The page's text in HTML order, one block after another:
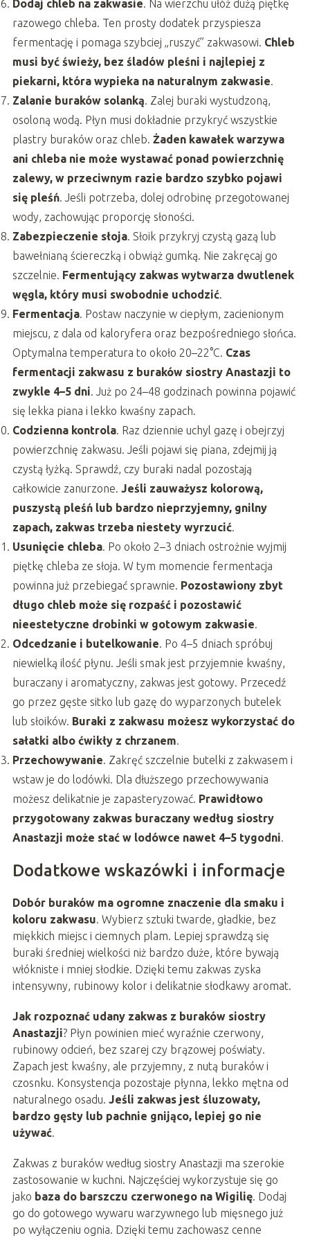
Dodaj chleb na zakwasie. Na wierzchu ułóż dużą piętkę
razowego chleba. Ten prosty dodatek przyspiesza
fermentację i pomaga szybciej „ruszyć” zakwasowi. Chleb
musi być świeży, bez śladów pleśni i najlepiej z
piekarni, która wypieka na naturalnym zakwasie.
Zalanie buraków solanką. Zalej buraki wystudzoną,
osoloną wodą. Płyn musi dokładnie przykryć wszystkie
plastry buraków oraz chleb. Żaden kawałek warzywa
ani chleba nie może wystawać ponad powierzchnię
zalewy, w przeciwnym razie bardzo szybko pojawi
się pleśń. Jeśli potrzeba, dolej odrobinę przegotowanej
wody, zachowując proporcję słoności.
Zabezpieczenie słoja. Słoik przykryj czystą gazą lub
bawełnianą ściereczką i obwiąż gumką. Nie zakręcaj go
szczelnie. Fermentujący zakwas wytwarza dwutlenek
węgla, który musi swobodnie uchodzić.
Fermentacja. Postaw naczynie w ciepłym, zacienionym
miejscu, z dala od kaloryfera oraz bezpośredniego słońca.
Optymalna temperatura to około 20–22°C. Czas
fermentacji zakwasu z buraków siostry Anastazji to
zwykle 4–5 dni. Już po 24–48 godzinach powinna pojawić
się lekka piana i lekko kwaśny zapach.
Codzienna kontrola. Raz dziennie uchyl gazę i obejrzyj
powierzchnię zakwasu. Jeśli pojawi się piana, zdejmij ją
czystą łyżką. Sprawdź, czy buraki nadal pozostają
całkowicie zanurzone. Jeśli zauważysz kolorową,
puszystą pleśń lub bardzo nieprzyjemny, gnilny
zapach, zakwas trzeba niestety wyrzucić.
Usunięcie chleba. Po około 2–3 dniach ostrożnie wyjmij
piętkę chleba ze słoja. W tym momencie fermentacja
powinna już przebiegać sprawnie. Pozostawiony zbyt
długo chleb może się rozpaść i pozostawić
nieestetyczne drobinki w gotowym zakwasie.
Odcedzanie i butelkowanie. Po 4–5 dniach spróbuj
niewielką ilość płynu. Jeśli smak jest przyjemnie kwaśny,
buraczany i aromatyczny, zakwas jest gotowy. Przecedź
go przez gęste sitko lub gazę do wyparzonych butelek
lub słoików. Buraki z zakwasu możesz wykorzystać do
sałatki albo ćwikły z chrzanem.
Przechowywanie. Zakręć szczelnie butelki z zakwasem i
wstaw je do lodówki. Dla dłuższego przechowywania
możesz delikatnie je zapasteryzować. Prawidłowo
przygotowany zakwas buraczany według siostry
Anastazji może stać w lodówce nawet 4–5 tygodni.
Dodatkowe wskazówki i informacje
Dobór buraków ma ogromne znaczenie dla smaku i
koloru zakwasu. Wybierz sztuki twarde, gładkie, bez
miękkich miejsc i ciemnych plam. Lepiej sprawdzą się
buraki średniej wielkości niż bardzo duże, które bywają
włókniste i mniej słodkie. Dzięki temu zakwas zyska
intensywny, rubinowy kolor i delikatnie słodkawy aromat.
Jak rozpoznać udany zakwas z buraków siostry
Anastazji? Płyn powinien mieć wyraźnie czerwony,
rubinowy odcień, bez szarej czy brązowej poświaty.
Zapach jest kwaśny, ale przyjemny, z nutą buraków i
czosnku. Konsystencja pozostaje płynna, lekko mętna od
naturalnego osadu. Jeśli zakwas jest śluzowaty,
bardzo gęsty lub pachnie gnijąco, lepiej go nie
używać.
Zakwas z buraków według siostry Anastazji ma szerokie
zastosowanie w kuchni. Najczęściej wykorzystuje się go
jako baza do barszczu czerwonego na Wigilię. Dodaj
go do gotowego wywaru warzywnego lub mięsnego już
po wyłączeniu ognia. Dzięki temu zachowasz cenne